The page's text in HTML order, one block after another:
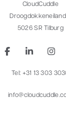
CloudCuddle
5026 SR Tilburg
Tel: +31 13 303